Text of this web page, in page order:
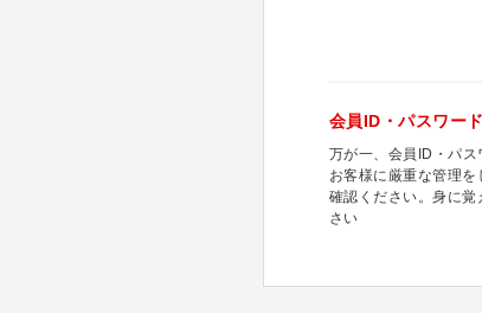
会員ID・パスワー
万が一、会員ID・パス
お客様に厳重な管理
確認ください。身に
さい